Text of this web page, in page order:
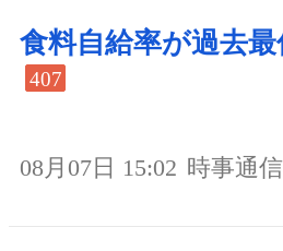
食料自給率が過去
407
08月07日 15:02 時事通